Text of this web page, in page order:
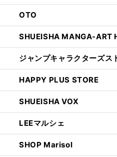
OTO
SHUEISHA MANGA-ART
ジャンプキャラクターズス
HAPPY PLUS STORE
SHUEISHA VOX
LEEマルシェ
SHOP Marisol